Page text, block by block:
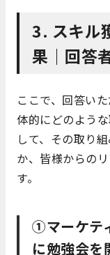
3. スキル
果｜回答
ここで、回答い
体的にどのよう
して、その取り
か、皆様からの
す。
①マーケテ
に勉強会を